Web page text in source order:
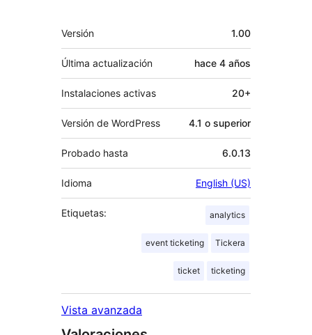
Meta
Versión 1.00
Última actualización hace 4 años
Instalaciones activas 20+
Versión de WordPress 4.1 o superior
Probado hasta 6.0.13
Idioma English (US)
Etiquetas: analytics
event ticketing Tickera
ticket ticketing
Vista avanzada